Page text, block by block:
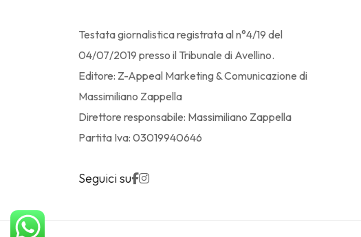
Testata giornalistica registrata al n°4/19 del
04/07/2019 presso il Tribunale di Avellino.
Editore: Z-Appeal Marketing & Comunicazione di
Massimiliano Zappella
Direttore responsabile: Massimiliano Zappella
Partita Iva: 03019940646
Seguici su